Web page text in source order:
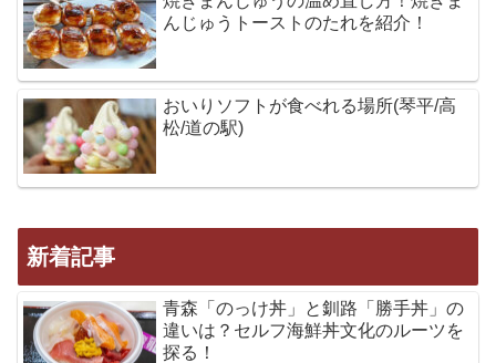
んじゅうトーストのたれを紹介！
おいりソフトが食べれる場所(琴平/高
松/道の駅)
新着記事
青森「のっけ丼」と釧路「勝手丼」の
違いは？セルフ海鮮丼文化のルーツを
探る！